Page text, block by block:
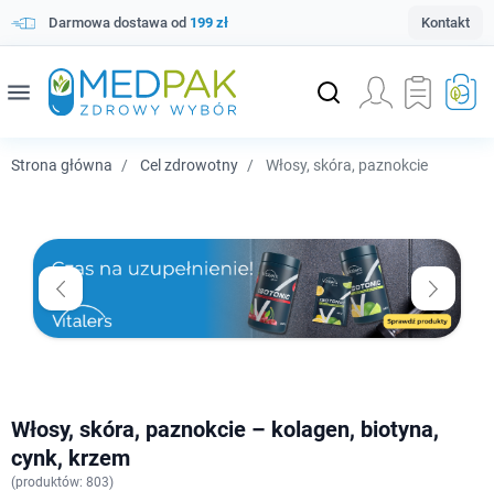
Darmowa dostawa od 199 zł Kontakt
menu
Strona główna Cel zdrowotny Włosy, skóra, paznokcie
Włosy, skóra, paznokcie – kolagen, biotyna,
cynk, krzem
(produktów: 803)